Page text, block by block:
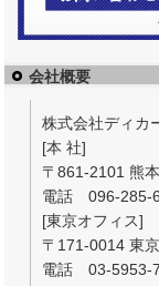
会社概要
株式会社ディカ
[本 社]
〒861-2101 熊
電話 096-285-
[東京オフィス]
〒171-0014 東
電話 03-5953-